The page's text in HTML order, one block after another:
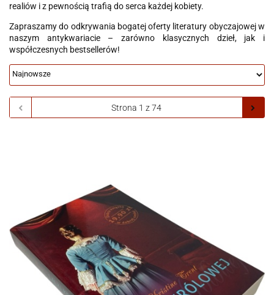
realiów i z pewnością trafią do serca każdej kobiety.
Zapraszamy do odkrywania bogatej oferty literatury obyczajowej w
naszym antykwariacie – zarówno klasycznych dzieł, jak i
współczesnych bestsellerów!